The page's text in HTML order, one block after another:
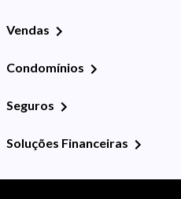
Vendas
Condomínios
Seguros
Soluções Financeiras